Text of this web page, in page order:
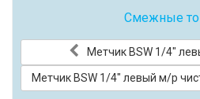
Смежные
Метчик BSW 1/4"
Метчик BSW 1/4" левый м/р